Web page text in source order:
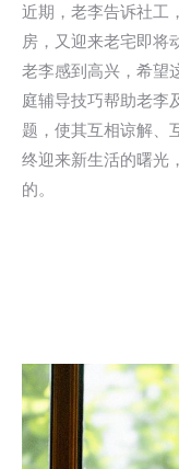
近期，老李告诉社工
房，又迎来老宅即将
老李感到高兴，希望
庭辅导技巧帮助老李
题，使其互相谅解、
终迎来新生活的曙光
的。
黄浦工